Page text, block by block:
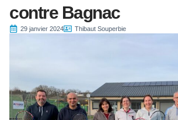
contre Bagnac
29 janvier 2024 Thibaut Souperbie